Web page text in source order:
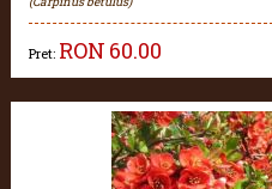
Pret: RON 60.00